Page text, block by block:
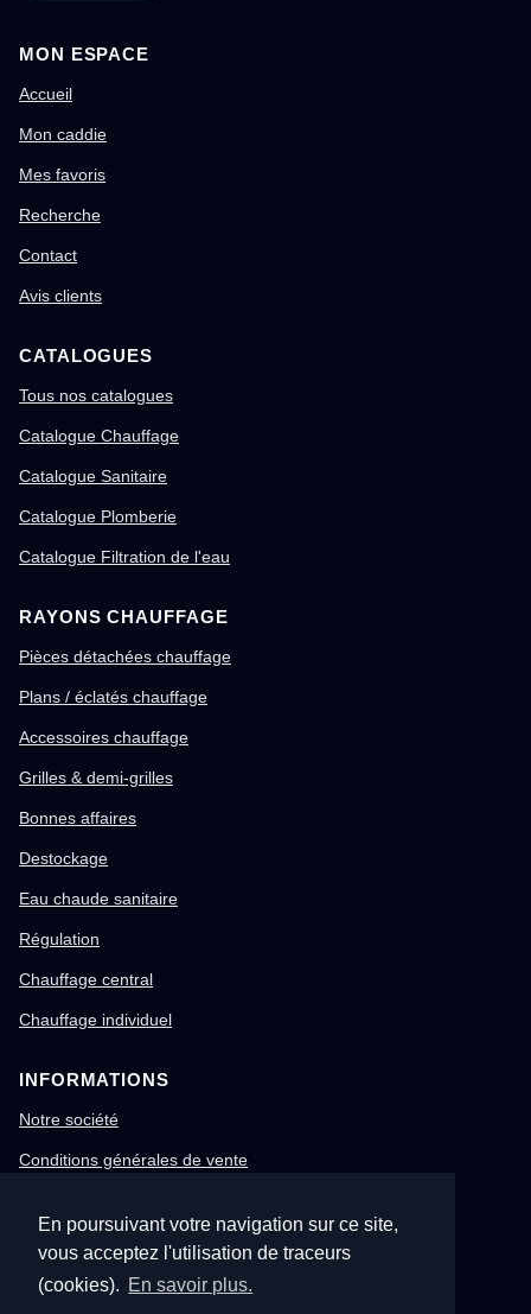
En poursuivant votre navigation sur ce site,
vous acceptez l'utilisation de traceurs
(cookies). En savoir plus.
MON ESPACE
Accueil
Mon caddie
Mes favoris
Recherche
Contact
Avis clients
CATALOGUES
Tous nos catalogues
Catalogue Chauffage
Catalogue Sanitaire
Catalogue Plomberie
Catalogue Filtration de l'eau
RAYONS CHAUFFAGE
Pièces détachées chauffage
Plans / éclatés chauffage
Accessoires chauffage
Grilles & demi-grilles
Bonnes affaires
Destockage
Eau chaude sanitaire
Régulation
Chauffage central
Chauffage individuel
INFORMATIONS
Notre société
Conditions générales de vente
Gestion des cookies
Confidentialité & RGPD